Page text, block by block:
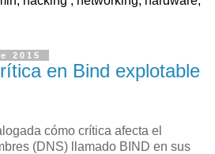
2015
en Bind explotable
cómo crítica afecta el
(DNS) llamado BIND en sus